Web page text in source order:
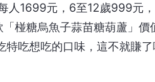
人1699元，6至12歲999元
椪糖烏魚子蒜苗糖葫蘆」
吃想吃的口味，這不就賺